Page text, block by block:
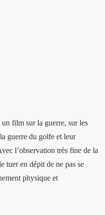
un film sur la guerre, sur les
guerre du golfe et leur
l’observation très fine de la
tuer en dépit de ne pas se
physique et